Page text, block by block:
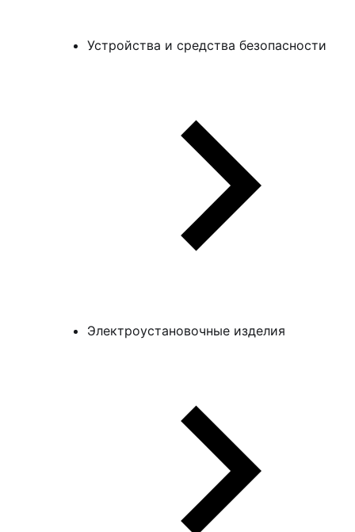
Устройства и средства безопасности
Электроустановочные изделия